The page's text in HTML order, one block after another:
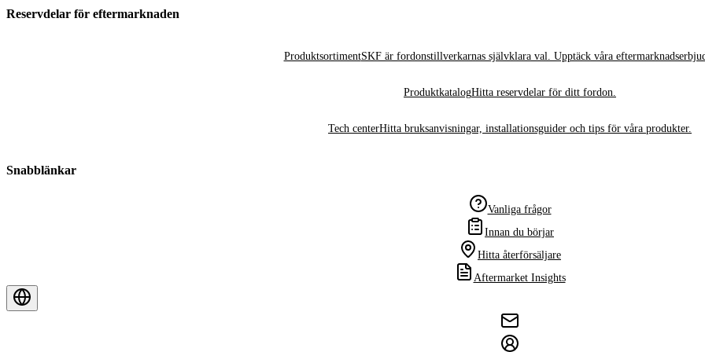
Reservdelar för eftermarknaden
ProduktsortimentSKF är fordonstillverkarnas självklara val. Upptäck våra
ProduktkatalogHitta reservdelar för ditt fordon.
Tech centerHitta bruksanvisningar, installationsguider och tips för våra produkter.
Snabblänkar
Vanliga frågor
Innan du börjar
Hitta återförsäljare
Aftermarket Insights